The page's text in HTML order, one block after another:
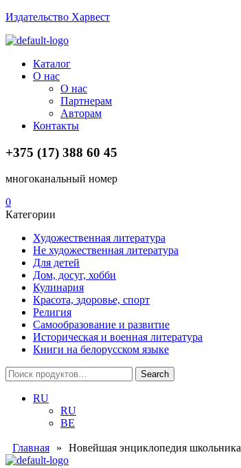
Издательство Харвест
Menu
Каталог
О нас
О нас
Партнерам
Авторам
Контакты
+375 (17) 388 60 45
многоканальный номер
0
Категории
Художественная литература
Не художественная литература
Для детей
Дом, досуг, хобби
Кулинария
Красота, здоровье, спорт
Религия
Самообразование и развитие
Историческая и военная литература
Книги на белорусском языке
Search
for:
Search
RU
RU
BE
Главная »
Новейшая энциклопедия школьника
Menu